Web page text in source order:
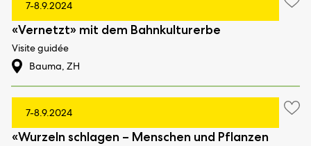
7-8.9.2024
«Vernetzt» mit dem Bahnkulturerbe
Bauma, ZH
Visite guidée
7-8.9.2024
«Wurzeln schlagen – Menschen und Pflanzen